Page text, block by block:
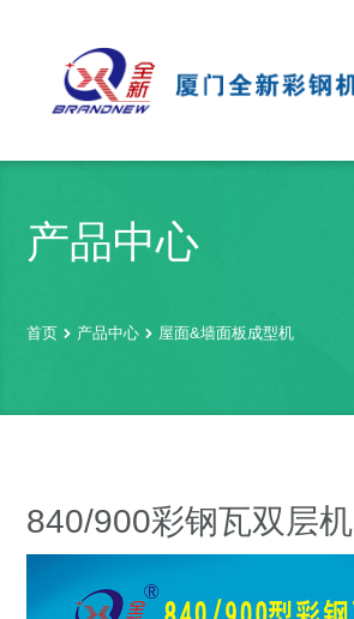
产品中心
首页 产品中心 屋面&墙面板成型机
840/900彩钢瓦双层机